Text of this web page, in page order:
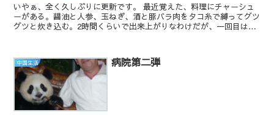
いやぁ、全く久しぶりに更新です。 最近覚えた、料理にチャーシュ
ーがある。醤油と人参、玉ねぎ、酒と豚バラ肉をタコ糸で縛ってグツ
グツと炊き込む。2時間くらいで出来上がりなわけだが、一回目は酒
中国生活 病院第二弾